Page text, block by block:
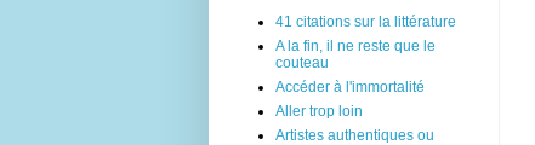
41 citations sur la littérature
A la fin, il ne reste que le
couteau
Accéder à l'immortalité
Aller trop loin
Artistes authentiques ou